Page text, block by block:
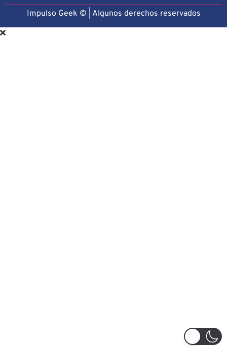
Impulso Geek © | Algunos derechos reservados